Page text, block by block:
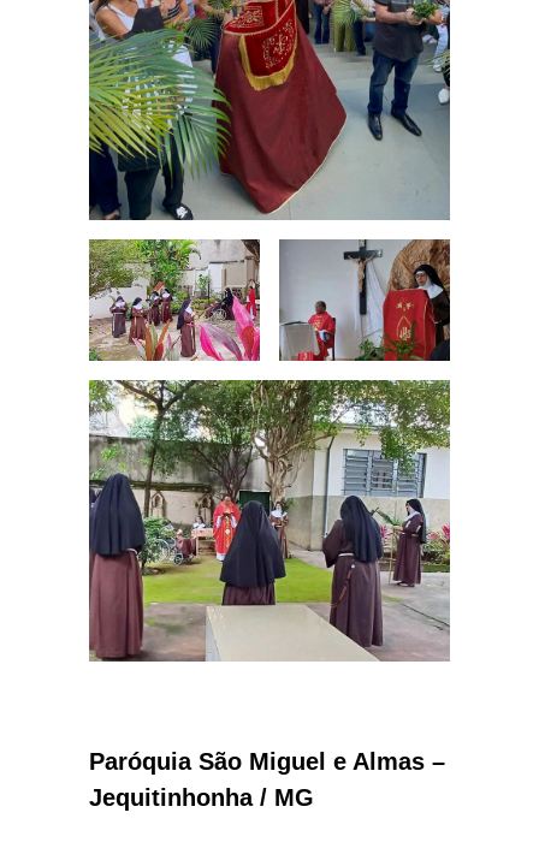
Paróquia São Miguel e Almas –
Jequitinhonha / MG